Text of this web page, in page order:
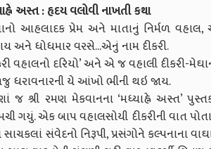
અસ્ત : હૃદય વલોવી નાખતી કથા
આહલાદક પ્રેમ અને માતાનું નિર્મળ
અને ધોધમાર વરસે...એનું નામ દીકરી.
વહાલનો દરિયો’ અને એ જ વહાલી
ધરાવનારની યે આંખો ભીની થઇ જાય.
જ શ્રી રમણ મેકવાનના ‘મધ્યાહ્ને અસ્ત’
ગયું. એક બાપ વહાલસોયી દીકરીની વાત
સાચકલાં સંવેદનો નિરૂપી, પ્રસંગોને કલ્પનાના